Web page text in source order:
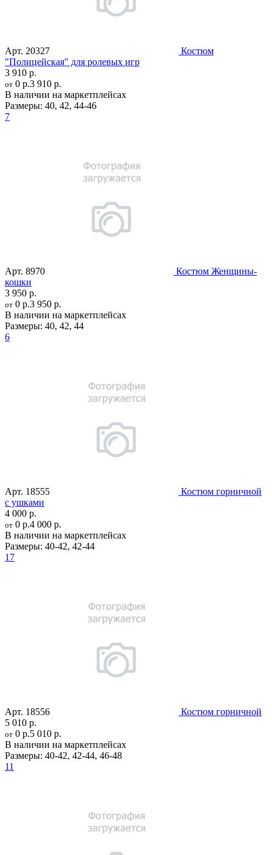
Арт. 20327
Костюм
"Полицейская" для ролевых игр
3 910 р.
от 0 р.3 910 р.
В наличии на маркетплейсах
Размеры: 40, 42, 44-46
7
Арт. 8970
Костюм Женщины-
кошки
3 950 р.
от 0 р.3 950 р.
В наличии на маркетплейсах
Размеры: 40, 42, 44
6
Арт. 18555
Костюм горничной
с ушками
4 000 р.
от 0 р.4 000 р.
В наличии на маркетплейсах
Размеры: 40-42, 42-44
17
Арт. 18556
Костюм горничной
5 010 р.
от 0 р.5 010 р.
В наличии на маркетплейсах
Размеры: 40-42, 42-44, 46-48
11